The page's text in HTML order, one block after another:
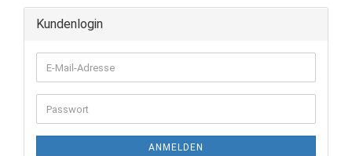
Kundenlogin
E-
Mail-
Adresse
Passwort
ANMELDEN